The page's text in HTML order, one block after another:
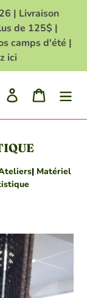
| Livraison
de 125$ |
camps d'été |
ici
Se connecter
Panier
| Matériel